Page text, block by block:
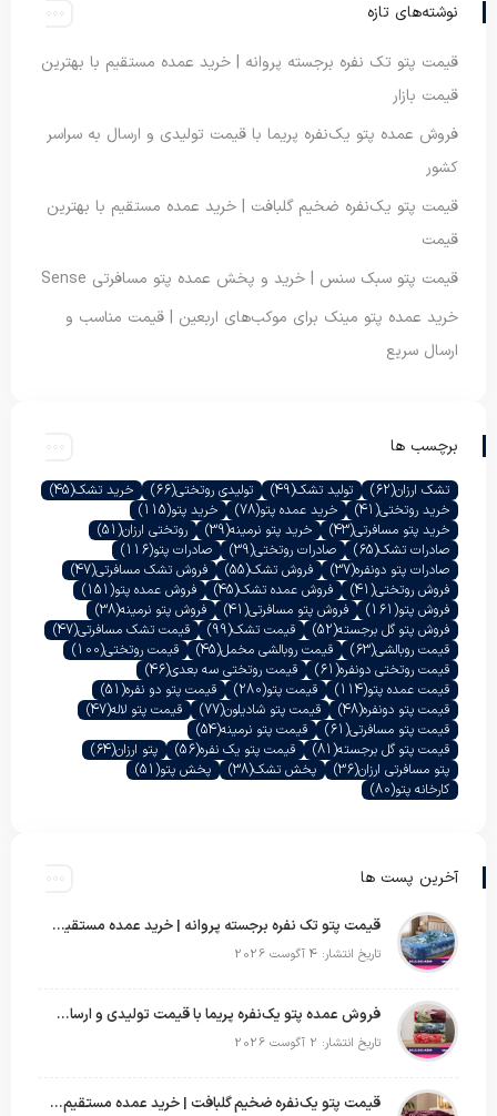
نوشته‌های تازه
قیمت پتو تک نفره برجسته پروانه | خرید عمده مستقیم با بهترین
قیمت بازار
فروش عمده پتو یک‌نفره پریما با قیمت تولیدی و ارسال به سراسر
کشور
قیمت پتو یک‌نفره ضخیم گلبافت | خرید عمده مستقیم با بهترین
قیمت
قیمت پتو سبک سنس | خرید و پخش عمده پتو مسافرتی Sense
خرید عمده پتو مینک برای موکب‌های اربعین | قیمت مناسب و
ارسال سریع
برچسب ها
تشک ارزان(62) تولید تشک(49) تولیدی روتختی(66) خرید تشک(45)
خرید روتختی(41) خرید عمده پتو(78) خرید پتو(115)
خرید پتو مسافرتی(43) خرید پتو نرمینه(39) روتختی ارزان(51)
صادرات تشک(65) صادرات روتختی(39) صادرات پتو(116)
صادرات پتو دونفره(37) فروش تشک(55) فروش تشک مسافرتی(47)
فروش روتختی(41) فروش عمده تشک(45) فروش عمده پتو(151)
فروش پتو(161) فروش پتو مسافرتی(41) فروش پتو نرمینه(38)
فروش پتو گل برجسته(52) قیمت تشک(99) قیمت تشک مسافرتی(47)
قیمت روبالشی(63) قیمت روبالشی مخمل(45) قیمت روتختی(100)
قیمت روتختی دونفره(61) قیمت روتختی سه بعدی(46)
قیمت عمده پتو(114) قیمت پتو(280) قیمت پتو دو نفره(51)
قیمت پتو دونفره(48) قیمت پتو شادیلون(77) قیمت پتو لاله(47)
قیمت پتو مسافرتی(61) قیمت پتو نرمینه(54)
قیمت پتو گل برجسته(81) قیمت پتو یک نفره(56) پتو ارزان(64)
پتو مسافرتی ارزان(36) پخش تشک(38) پخش پتو(51)
کارخانه پتو(80)
آخرین پست ها
قیمت پتو تک نفره برجسته پروانه | خرید عمده مستقیم با بهترین قیمت بازار
تاریخ انتشار: 4 آگوست 2026
فروش عمده پتو یک‌نفره پریما با قیمت تولیدی و ارسال به سراسر کشور
تاریخ انتشار: 2 آگوست 2026
قیمت پتو یک‌نفره ضخیم گلبافت | خرید عمده مستقیم با بهترین قیمت